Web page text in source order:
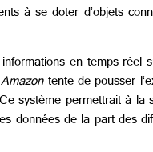
à se doter d’objets
en temps réel
Amazontente de pousser
système permettrait à la
données de la part des